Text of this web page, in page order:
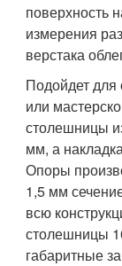
поверхность
измерения
верстака
Подойдет для
или
столешницы
мм, а
Опоры
1,5 мм
всю
столешницы
габаритные